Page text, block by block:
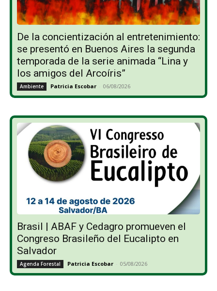
De la concientización al entretenimiento:
se presentó en Buenos Aires la segunda
temporada de la serie animada “Lina y
los amigos del Arcoíris”
Ambiente Patricia Escobar - 06/08/2026
Brasil | ABAF y Cedagro promueven el
Congreso Brasileño del Eucalipto en
Salvador
Agenda Forestal Patricia Escobar - 05/08/2026